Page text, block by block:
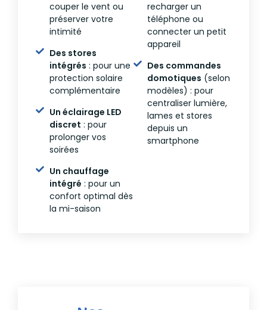
couper le vent ou
préserver votre
intimité
Des stores
intégrés : pour une
protection solaire
complémentaire
Un éclairage LED
discret : pour
prolonger vos
soirées
Un chauffage
intégré : pour un
confort optimal dès
la mi-saison
recharger un
téléphone ou
connecter un petit
appareil
Des commandes
domotiques (selon
modèles) : pour
centraliser lumière,
lames et stores
depuis un
smartphone